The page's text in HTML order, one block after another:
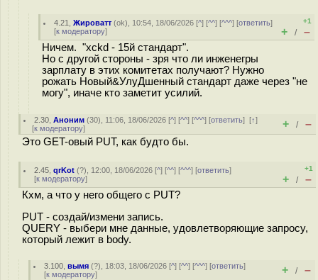
4.21 ,Жироватт (ok), 10:54, 18/06/2026 [^] [^^] [^^^] [ответить]
[к модератору]
+1
+ / –
Ничем. "xckd - 15й стандарт".
Но с другой стороны - зря что ли инженегры
зарплату в этих комитетах получают? Нужно
рожать Новый&УлуДшенный стандарт даже через "не
могу", иначе кто заметит усилий.
2.30 ,Аноним (30), 11:06, 18/06/2026 [^] [^^] [^^^] [ответить][↑]
[к модератору] + / –
Это GET-овый PUT, как будто бы.
2.45 ,qrKot (?), 12:00, 18/06/2026 [^] [^^] [^^^] [ответить]
[к модератору]
+1
+ / –
Кхм, а что у него общего с PUT?
PUT - создай/измени запись.
QUERY - выбери мне данные, удовлетворяющие запросу,
который лежит в body.
3.100 ,вымя (?), 18:03, 18/06/2026 [^] [^^] [^^^] [ответить]
[к модератору] + / –